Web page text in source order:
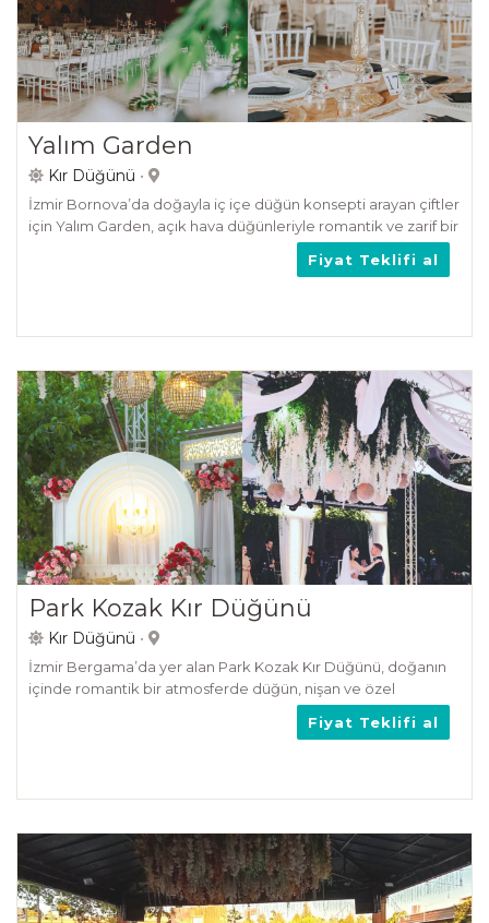
Yalım Garden
Kır Düğünü •
İzmir Bornova’da doğayla iç içe düğün konsepti arayan çiftler
için Yalım Garden, açık hava düğünleriyle romantik ve zarif bir
Fiyat Teklifi al
Park Kozak Kır Düğünü
Kır Düğünü •
İzmir Bergama’da yer alan Park Kozak Kır Düğünü, doğanın
içinde romantik bir atmosferde düğün, nişan ve özel
organizasyonlar için eşsiz bir mekan sunuyor.
Fiyat Teklifi al